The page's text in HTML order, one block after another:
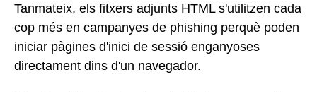
Tanmateix, els fitxers adjunts HTML s'utilitzen cada
cop més en campanyes de phishing perquè poden
iniciar pàgines d'inici de sessió enganyoses
directament dins d'un navegador.